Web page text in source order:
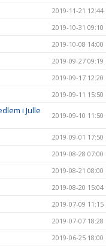
2019-11-21 12:44
2019-10-31 09:10
2019-10-08 14:00
2019-09-27 09:19
2019-09-17 12:20
2019-09-11 15:50
i Julle
2019-09-10 11:50
2019-09-01 17:50
2019-08-28 07:00
2019-08-21 08:00
2019-08-20 15:04
2019-07-09 11:15
2019-07-07 18:28
2019-06-25 18:00